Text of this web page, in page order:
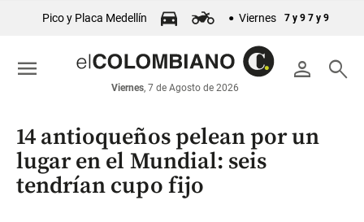
económicos
Colombia
Pico y Placa Medellín Viernes 7 y 9 7 y 9
person search
Viernes, 7 de Agosto de 2026
menu
14 antioqueños pelean por un
lugar en el Mundial: seis
tendrían cupo fijo